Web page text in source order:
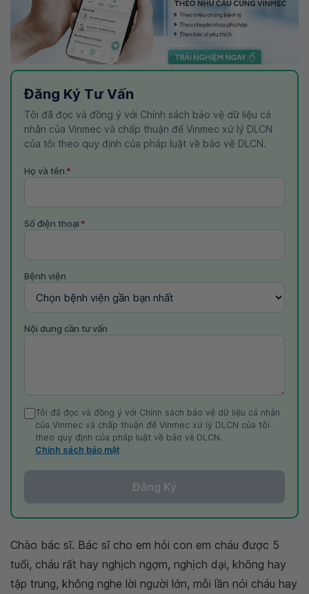
Đăng Ký Tư Vấn
Tôi đã đọc và đồng ý với Chính sách bảo vệ dữ liệu cá
nhân của Vinmec và chấp thuận để Vinmec xử lý DLCN
của tôi theo quy định của pháp luật về bảo vệ DLCN.
Họ và tên *
Số điện thoại *
Bệnh viện
Nội dung cần tư vấn
Tôi đã đọc và đồng ý với Chính sách bảo vệ dữ liệu cá nhân
của Vinmec và chấp thuận để Vinmec xử lý DLCN của tôi
theo quy định của pháp luật về bảo vệ DLCN.
Chính sách bảo mật
Đăng Ký
Chào bác sĩ. Bác sĩ cho em hỏi con em cháu được 5
tuổi, cháu rất hay nghịch ngợm, nghịch dại, không hay
tập trung, không nghe lời người lớn, mỗi lần nói cháu hay